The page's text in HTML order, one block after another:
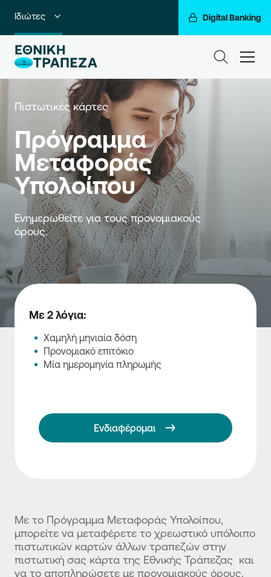
Ιδιώτες Digital Banking
Premium Banking
Private Banking
Business Banking
Corporate & Investment Banking
Go For More
Ο Όμιλός μας
Πιστωτικές κάρτες
Πρόγραμμα
Μεταφοράς
Υπολοίπου
Ενημερωθείτε για τους προνομιακούς
όρους.
Με το Πρόγραμμα Μεταφοράς Υπολοίπου,
μπορείτε να μεταφέρετε το χρεωστικό υπόλοιπο
πιστωτικών καρτών άλλων τραπεζών στην
πιστωτική σας κάρτα της Εθνικής Τράπεζας και
να το αποπληρώσετε με προνομιακούς όρους.
Με 2 λόγια:
Χαμηλή μηνιαία δόση
Προνομιακό επιτόκιο
Μία ημερομηνία πληρωμής
Ενδιαφέρομαι